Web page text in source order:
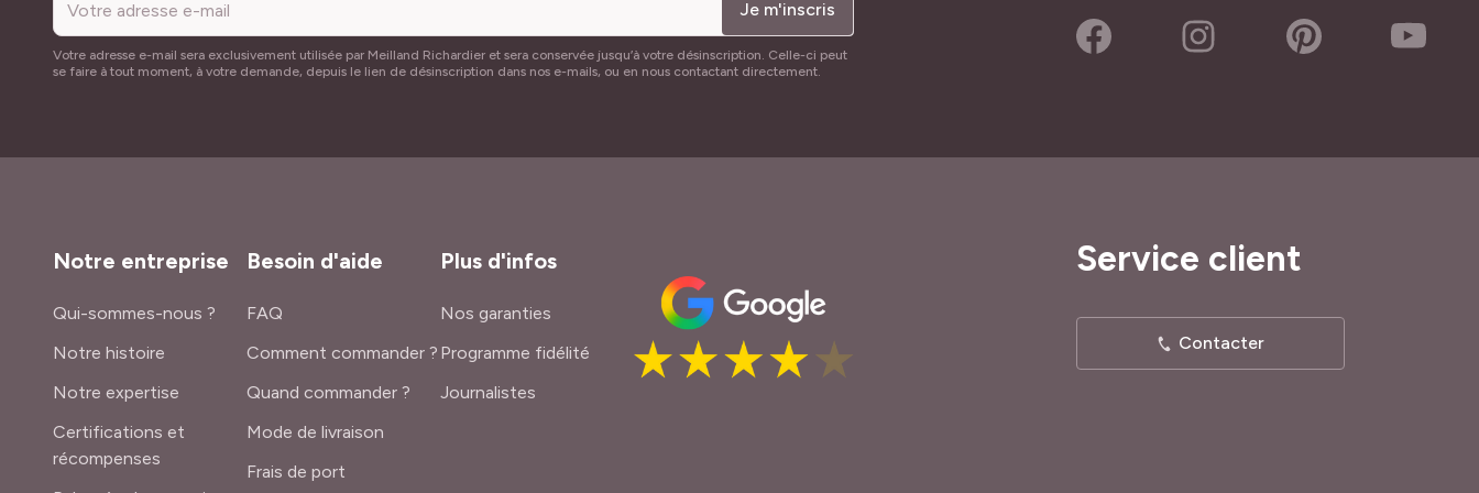
Je m'inscris
Votre adresse e-mail sera exclusivement utilisée par Meilland Richardier et sera conservée jusqu’à votre désinscription. Celle-ci peut
se faire à tout moment, à votre demande, depuis le lien de désinscription dans nos e-mails, ou en nous contactant directement.
Notre entreprise
Qui-sommes-nous ?
Notre histoire
Notre expertise
Certifications et
récompenses
Besoin d'aide
FAQ
Comment commander ?
Quand commander ?
Mode de livraison
Frais de port
Plus d'infos
Nos garanties
Programme fidélité
Journalistes
Service client
Contacter